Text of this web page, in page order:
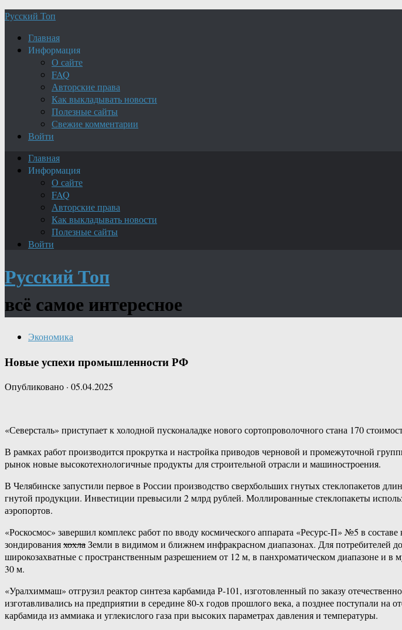
Русский Топ
Главная
Информация
О сайте
FAQ
Авторские права
Как выкладывать новости
Полезные сайты
Свежие комментарии
Войти
Главная
Информация
О сайте
FAQ
Авторские права
Как выкладывать новости
Полезные сайты
Войти
Русский Топ
всё самое интересное
Экономика
Новые успехи промышленности РФ
Опубликовано · 05.04.2025
«Северсталь» приступает к холодной пусконаладке нового сортопроволочного стана 170
В рамках работ производится прокрутка и настройка приводов черновой и промежуточной
рынок новые высокотехнологичные продукты для строительной отрасли и машиностроения.
В Челябинске запустили первое в России производство сверхбольших гнутых стеклопакетов
гнутой продукции. Инвестиции превысили 2 млрд рублей. Моллированные стеклопакеты
аэропортов.
«Роскосмос» завершил комплекс работ по вводу космического аппарата «Ресурс-П» №5 в
зондированияхохлаЗемли в видимом и ближнем инфракрасном диапазонах. Для потребителей
широкозахватные с пространственным разрешением от 12 м, в панхроматическом диапазоне и
30 м.
«Уралхиммаш» отгрузил реактор синтеза карбамида Р-101, изготовленный по заказу
изготавливались на предприятии в середине 80-х годов прошлого века, а позднее поступали на
карбамида из аммиака и углекислого газа при высоких параметрах давления и температуры.